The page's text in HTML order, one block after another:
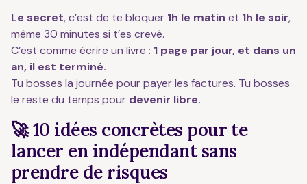
Le secret, c’est de te bloquer 1h le matin et 1h le soir,
même 30 minutes si t’es crevé.
C’est comme écrire un livre : 1 page par jour, et dans un
an, il est terminé.
Tu bosses la journée pour payer les factures. Tu bosses
le reste du temps pour devenir libre.
🚀 10 idées concrètes pour te
lancer en indépendant sans
prendre de risques